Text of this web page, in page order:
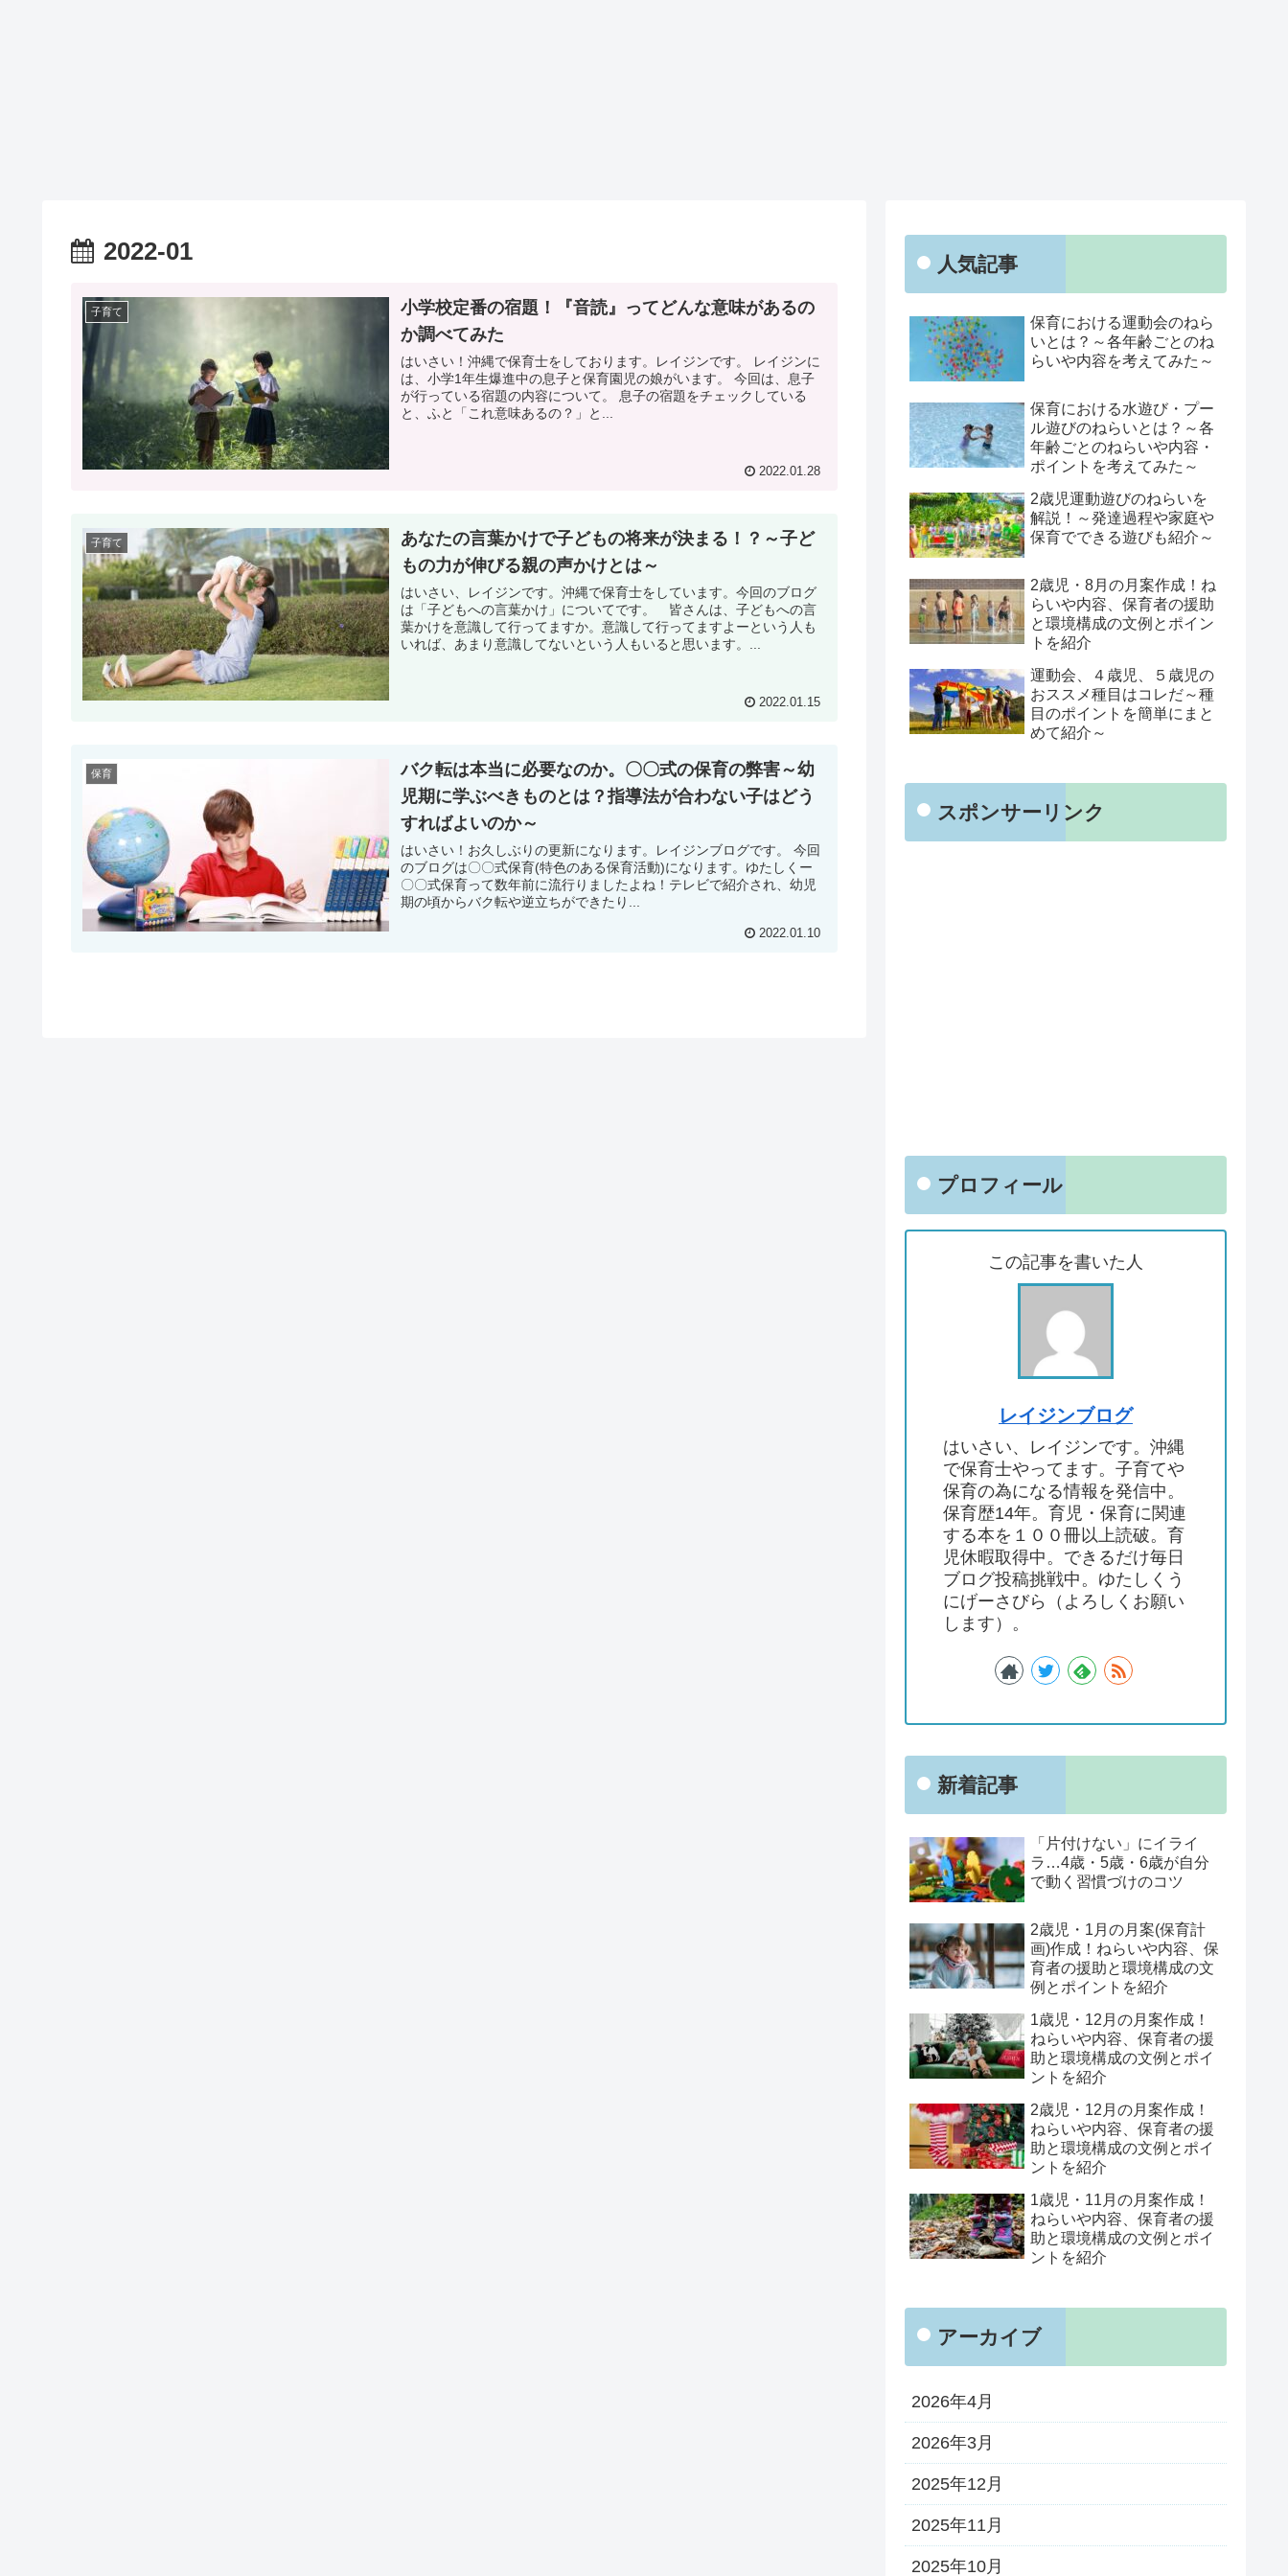
2022-01
子育て
小学校定番の宿題！『音読』ってどんな意味があるの
か調べてみた
はいさい！沖縄で保育士をしております。レイジンです。 レイジンに
は、小学1年生爆進中の息子と保育園児の娘がいます。 今回は、息子
が行っている宿題の内容について。 息子の宿題をチェックしている
と、ふと「これ意味あるの？」と...
2022.01.28
子育て
あなたの言葉かけで子どもの将来が決まる！？～子ど
もの力が伸びる親の声かけとは～
はいさい、レイジンです。沖縄で保育士をしています。今回のブログ
は「子どもへの言葉かけ」についてです。 皆さんは、子どもへの言
葉かけを意識して行ってますか。意識して行ってますよーという人も
いれば、あまり意識してないという人もいると思います。...
2022.01.15
保育
バク転は本当に必要なのか。〇〇式の保育の弊害～幼
児期に学ぶべきものとは？指導法が合わない子はどう
すればよいのか～
はいさい！お久しぶりの更新になります。レイジンブログです。 今回
のブログは〇〇式保育(特色のある保育活動)になります。ゆたしくー
〇〇式保育って数年前に流行りましたよね！テレビで紹介され、幼児
期の頃からバク転や逆立ちができたり...
2022.01.10
人気記事
保育における運動会のねら
いとは？～各年齢ごとのね
らいや内容を考えてみた～
保育における水遊び・プー
ル遊びのねらいとは？～各
年齢ごとのねらいや内容・
ポイントを考えてみた～
2歳児運動遊びのねらいを
解説！～発達過程や家庭や
保育でできる遊びも紹介～
2歳児・8月の月案作成！ね
らいや内容、保育者の援助
と環境構成の文例とポイン
トを紹介
運動会、４歳児、５歳児の
おススメ種目はコレだ～種
目のポイントを簡単にまと
めて紹介～
スポンサーリンク
プロフィール
この記事を書いた人
レイジンブログ
はいさい、レイジンです。沖縄
で保育士やってます。子育てや
保育の為になる情報を発信中。
保育歴14年。育児・保育に関連
する本を１００冊以上読破。育
児休暇取得中。できるだけ毎日
ブログ投稿挑戦中。ゆたしくう
にげーさびら（よろしくお願い
します）。
新着記事
「片付けない」にイライ
ラ…4歳・5歳・6歳が自分
で動く習慣づけのコツ
2歳児・1月の月案(保育計
画)作成！ねらいや内容、保
育者の援助と環境構成の文
例とポイントを紹介
1歳児・12月の月案作成！
ねらいや内容、保育者の援
助と環境構成の文例とポイ
ントを紹介
2歳児・12月の月案作成！
ねらいや内容、保育者の援
助と環境構成の文例とポイ
ントを紹介
1歳児・11月の月案作成！
ねらいや内容、保育者の援
助と環境構成の文例とポイ
ントを紹介
アーカイブ
2026年4月
2026年3月
2025年12月
2025年11月
2025年10月